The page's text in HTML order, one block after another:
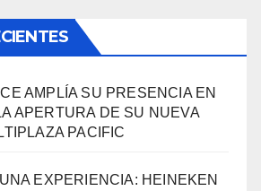
AMPLÍA SU PRESENCIA EN
APERTURA DE SU NUEVA
PACIFIC
EXPERIENCIA: HEINEKEN